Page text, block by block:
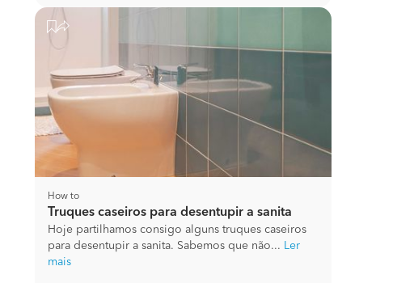
How to
Truques caseiros para desentupir a sanita
Hoje partilhamos consigo alguns truques caseiros
para desentupir a sanita. Sabemos que não... Ler
mais